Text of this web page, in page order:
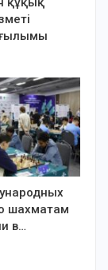
шахматам
в…